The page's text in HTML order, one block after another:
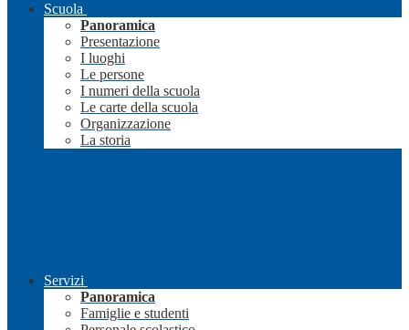
Scuola
Panoramica
Presentazione
I luoghi
Le persone
I numeri della scuola
Le carte della scuola
Organizzazione
La storia
Servizi
Panoramica
Famiglie e studenti